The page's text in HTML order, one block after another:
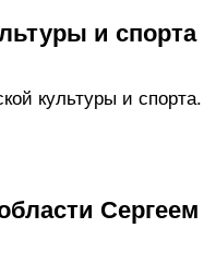
и спорта
культуры и спорта.